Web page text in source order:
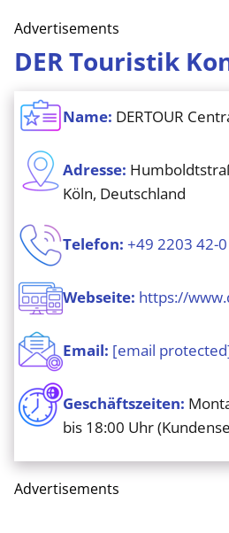
Advertisements
DER Touristik
Name: DERTOUR
Adresse:
Köln, Deutschland
Telefon: +49 2203 42-0
Webseite: https://
Email: [email
Geschäftszeiten:
bis 18:00 Uhr
Advertisements